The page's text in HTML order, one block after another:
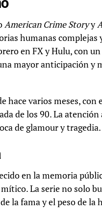
American Crime Storyy
humanas complejas
en FX y Hulu, con
mayor anticipación y
hace varios meses, con
de los 90. La
de glamour y tragedia.
en la memoria
La serie no solo
la fama y el peso de la